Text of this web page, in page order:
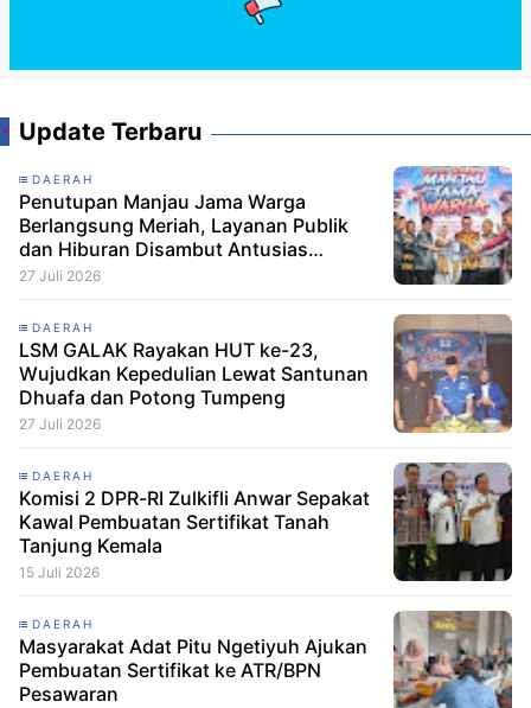
Update Terbaru
DAERAH
Penutupan Manjau Jama Warga
Berlangsung Meriah, Layanan Publik
dan Hiburan Disambut Antusias
Masyarakat
27 Juli 2026
DAERAH
LSM GALAK Rayakan HUT ke-23,
Wujudkan Kepedulian Lewat Santunan
Dhuafa dan Potong Tumpeng
27 Juli 2026
DAERAH
Komisi 2 DPR-RI Zulkifli Anwar Sepakat
Kawal Pembuatan Sertifikat Tanah
Tanjung Kemala
15 Juli 2026
DAERAH
Masyarakat Adat Pitu Ngetiyuh Ajukan
Pembuatan Sertifikat ke ATR/BPN
Pesawaran